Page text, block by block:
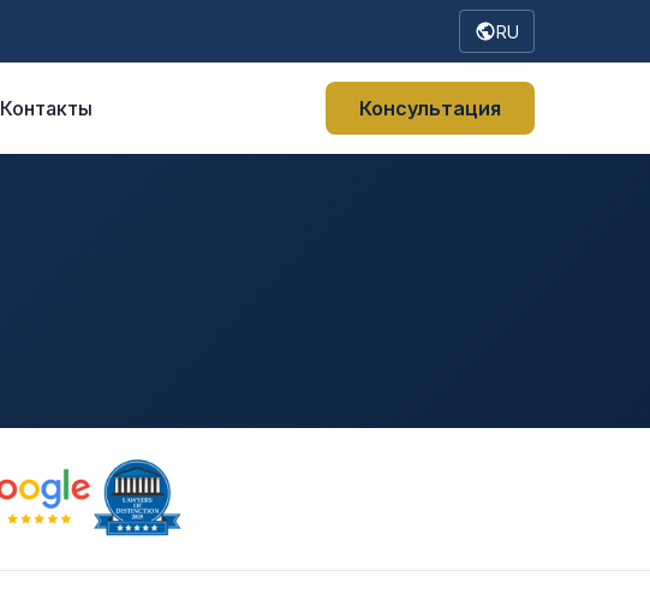
RU
Контакты Консультация